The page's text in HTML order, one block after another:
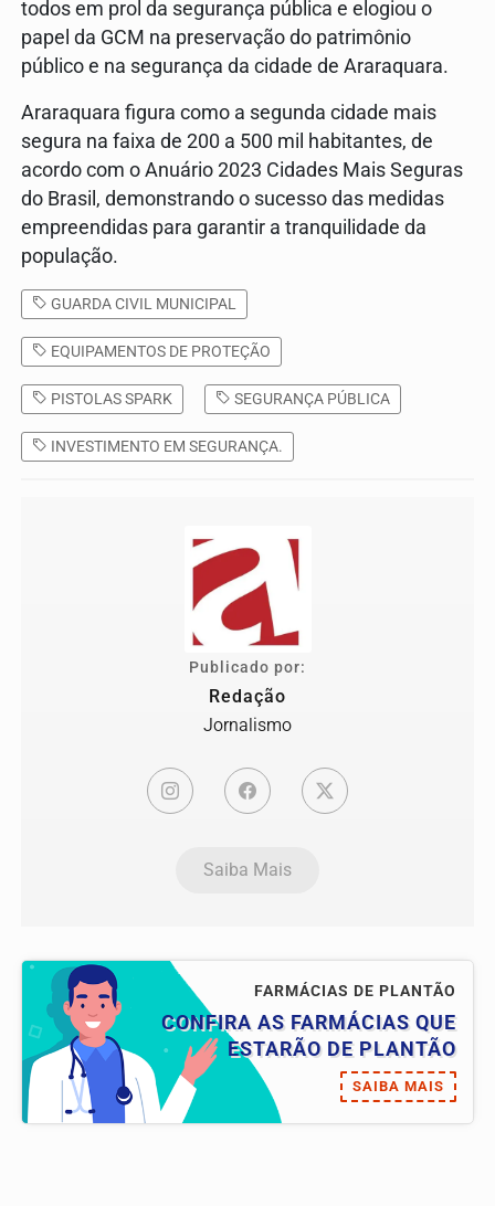
todos em prol da segurança pública e elogiou o
papel da GCM na preservação do patrimônio
público e na segurança da cidade de Araraquara.
Araraquara figura como a segunda cidade mais
segura na faixa de 200 a 500 mil habitantes, de
acordo com o Anuário 2023 Cidades Mais Seguras
do Brasil, demonstrando o sucesso das medidas
empreendidas para garantir a tranquilidade da
população.
GUARDA CIVIL MUNICIPAL
EQUIPAMENTOS DE PROTEÇÃO
PISTOLAS SPARK SEGURANÇA PÚBLICA
INVESTIMENTO EM SEGURANÇA.
Publicado por:
Redação
Jornalismo
Saiba Mais
FARMÁCIAS DE PLANTÃO
CONFIRA AS FARMÁCIAS QUE
ESTARÃO DE PLANTÃO
SAIBA MAIS